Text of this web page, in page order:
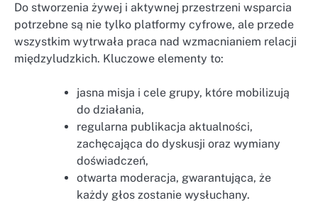
Do stworzenia żywej i aktywnej przestrzeni wsparcia
potrzebne są nie tylko platformy cyfrowe, ale przede
wszystkim wytrwała praca nad wzmacnianiem relacji
międzyludzkich. Kluczowe elementy to:
jasna misja i cele grupy, które mobilizują
do działania,
regularna publikacja aktualności,
zachęcająca do dyskusji oraz wymiany
doświadczeń,
otwarta moderacja, gwarantująca, że
każdy głos zostanie wysłuchany.